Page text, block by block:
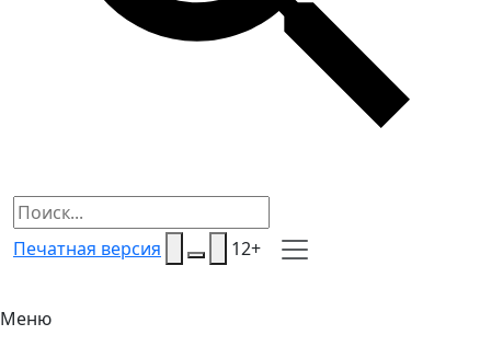
Печатная версия 12+
Меню